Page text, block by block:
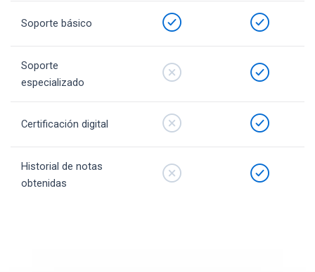
Soporte básico
Soporte
especializado
Certificación digital
Historial de notas
obtenidas